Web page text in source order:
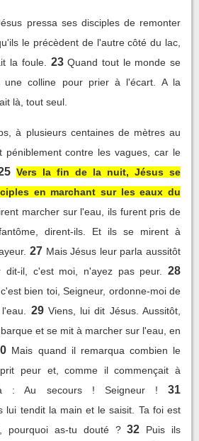
pressa ses disciples de remonter
le précèdent de l'autre côté du lac,
la foule.
23 Quand tout le monde se
une colline pour prier à l'écart. A la
là, tout seul.
à plusieurs centaines de mètres au
péniblement contre les vagues, car le
Vers la fin de la nuit, Jésus se
en marchant sur les eaux du
marcher sur l'eau, ils furent pris de
dirent-ils. Et ils se mirent à
27 Mais Jésus leur parla aussitôt
dit-il, c'est moi, n'ayez pas peur.
28
bien toi, Seigneur, ordonne-moi de
29 Viens, lui dit Jésus. Aussitôt,
et se mit à marcher sur l'eau, en
Mais quand il remarqua combien le
peur et, comme il commençait à
: Au secours ! Seigneur !
31
lui tendit la main et le saisit. Ta foi est
pourquoi as-tu douté ? 32
Puis ils